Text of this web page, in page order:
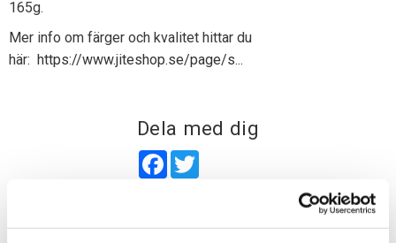
165g.
Mer info om färger och kvalitet hittar du
här: https://www.jiteshop.se/page/s...
Dela med dig
Facebook
Omdömen